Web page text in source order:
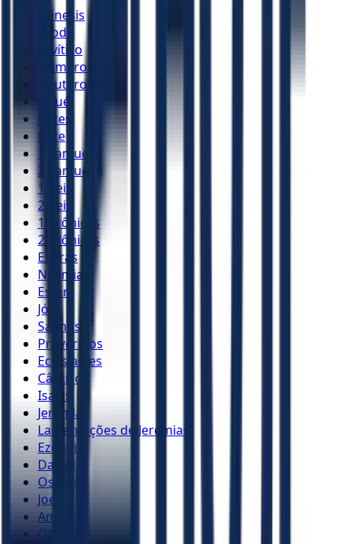
Gênesis
Êxodo
Levítico
Números
Deuteronômio
Josué
Juízes
Rute
1 Samuel
2 Samuel
1 Reis
2 Reis
1 Crônicas
2 Crônicas
Esdras
Neemias
Ester
Jó
Salmos
Provérbios
Eclesiastes
Cânticos
Isaías
Jeremias
Lamentações de Jeremias
Ezequiel
Daniel
Oséias
Joel
Amós
Obadias